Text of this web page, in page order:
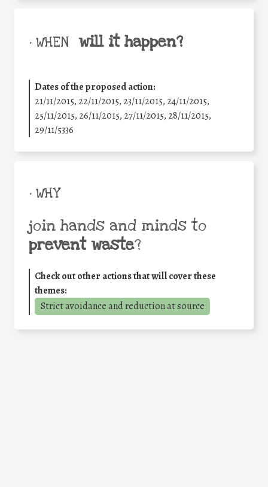
• WHEN will it happen?
Dates of the proposed action:
21/11/2015, 22/11/2015, 23/11/2015, 24/11/2015,
25/11/2015, 26/11/2015, 27/11/2015, 28/11/2015,
29/11/5336
• WHY
join hands and minds to
prevent waste?
Check out other actions that will cover these
themes:
Strict avoidance and reduction at source